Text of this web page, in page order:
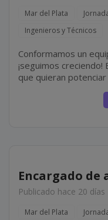
Mar del Plata
Ingenieros y Técnicos
Conformamos un
¡seguimos
que quieran
¡Tenemos una
Encargado de
Publicado hace 20 días
Mar del Plata